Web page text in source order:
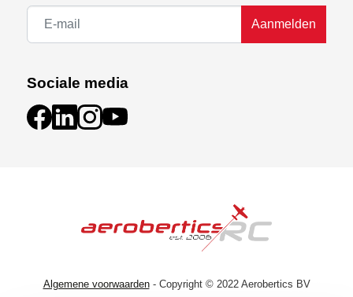
Aanmelden
Sociale media
Algemene voorwaarden - Copyright © 2022 Aerobertics BV